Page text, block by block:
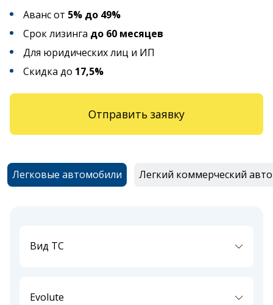
Аванс от 5% до 49%
Срок лизинга до 60 месяцев
Для юридических лиц и ИП
Скидка до 17,5%
Отправить заявку
Легковые автомобили Легкий коммерческий
Вид ТС
Evolute